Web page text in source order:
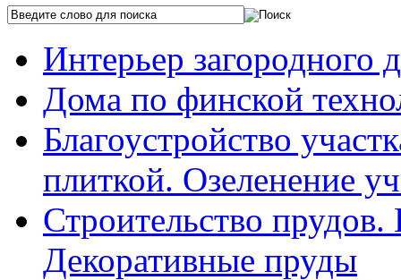
Интерьер загородного
Дома по финской
Благоустройство
плиткой. Озеленение
Строительство
Декоративные пруды